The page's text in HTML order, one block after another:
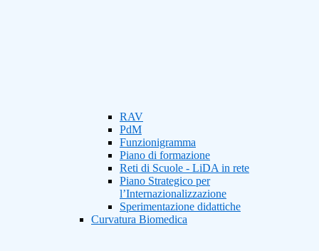
RAV
PdM
Funzionigramma
Piano di formazione
Reti di Scuole - LiDA in rete
Piano Strategico per
l’Internazionalizzazione
Sperimentazione didattiche
Curvatura Biomedica